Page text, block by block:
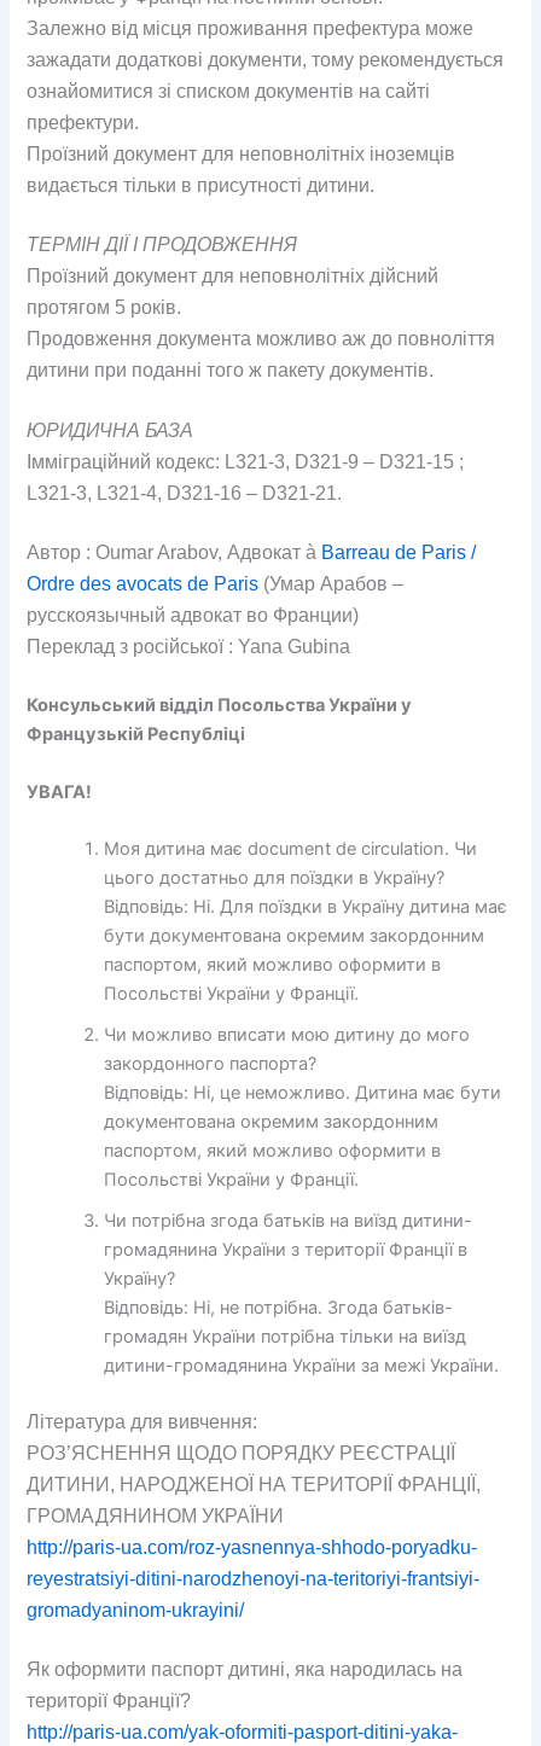
Залежно від місця проживання префектура може
зажадати додаткові документи, тому рекомендується
ознайомитися зі списком документів на сайті
префектури.
Проїзний документ для неповнолітніх іноземців
видається тільки в присутності дитини.
ТЕРМІН ДІЇ І ПРОДОВЖЕННЯ
Проїзний документ для неповнолітніх дійсний
протягом 5 років.
Продовження документа можливо аж до повноліття
дитини при поданні того ж пакету документів.
ЮРИДИЧНА БАЗА
Імміграційний кодекс: L321-3, D321-9 – D321-15 ;
L321-3, L321-4, D321-16 – D321-21.
Автор : Oumar Arabov, Адвокат à Barreau de Paris /
Ordre des avocats de Paris (Умар Арабов –
русскоязычный адвокат во Франции)
Переклад з російської : Yana Gubina
Консульський відділ Посольства України у
Французькій Республіці
УВАГА!
Моя дитина має document de circulation. Чи
цього достатньо для поїздки в Україну?
Відповідь: Ні. Для поїздки в Україну дитина має
бути документована окремим закордонним
паспортом, який можливо оформити в
Посольстві України у Франції.
Чи можливо вписати мою дитину до мого
закордонного паспорта?
Відповідь: Ні, це неможливо. Дитина має бути
документована окремим закордонним
паспортом, який можливо оформити в
Посольстві України у Франції.
Чи потрібна згода батьків на виїзд дитини-
громадянина України з території Франції в
Україну?
Відповідь: Ні, не потрібна. Згода батьків-
громадян України потрібна тільки на виїзд
дитини-громадянина України за межі України.
Література для вивчення:
РОЗ’ЯСНЕННЯ ЩОДО ПОРЯДКУ РЕЄСТРАЦІЇ
ДИТИНИ, НАРОДЖЕНОЇ НА ТЕРИТОРІЇ ФРАНЦІЇ,
ГРОМАДЯНИНОМ УКРАЇНИ
http://paris-ua.com/roz-yasnennya-shhodo-poryadku-
reyestratsiyi-ditini-narodzhenoyi-na-teritoriyi-frantsiyi-
gromadyaninom-ukrayini/
Як оформити паспорт дитині, яка народилась на
території Франції?
http://paris-ua.com/yak-oformiti-pasport-ditini-yaka-